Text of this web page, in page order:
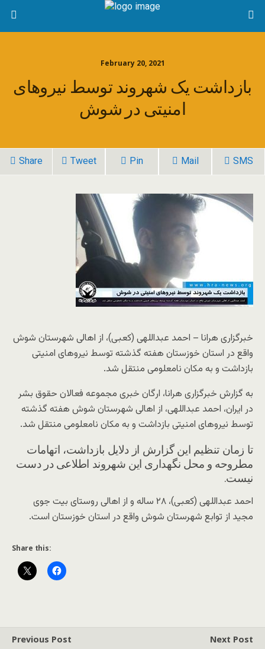
February 20, 2021
بازداشت یک شهروند توسط نیروهای
امنیتی در شوش
Share Tweet Pin Mail SMS
خبرگزاری هرانا – احمد عبداللهی (کعبی)، از اهالی شهرستان شوش
واقع در استان خوزستان هفته گذشته توسط نیروهای امنیتی
بازداشت و به مکان نامعلومی منتقل شد.
به گزارش خبرگزاری هرانا، ارگان خبری مجموعه فعالان حقوق بشر
در ایران، احمد عبداللهی، از اهالی شهرستان شوش هفته گذشته
توسط نیروهای امنیتی بازداشت و به مکان نامعلومی منتقل شد.
تا زمان تنظیم این گزارش از دلایل بازداشت، اتهامات
مطروحه و محل نگهداری این شهروند اطلاعی در دست
نیست.
احمد عبداللهی (کعبی)، ۲۸ ساله و از اهالی روستای بیت جوی
مجید از توابع شهرستان شوش واقع در استان خوزستان است.
Share this:
Previous Post Next Post